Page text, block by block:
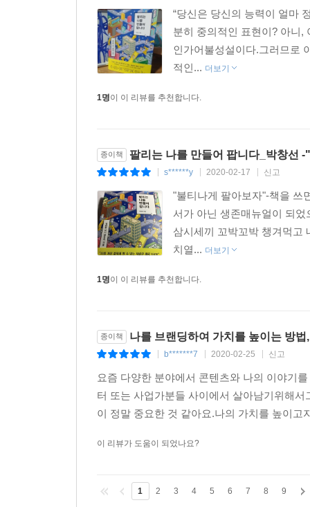
“당신은 당신의 능력이 얼마
분히 중의적인 표현이? 아니,
인가어불성설이다.그러므로
적인... 더보기
1명이 이 리뷰를 추천합니다.
종이책 팔리는 나를 만들어 팝니다_박창선
s******y 2020-02-17 신고
"불티나게 팔아보자"-책을 쓰
서가 아닌 생존매뉴얼이 되
삼시세끼 꼬박꼬박 챙겨먹고
치열... 더보기
1명이 이 리뷰를 추천합니다.
종이책 나를 브랜딩하여 가치를 높이는 방
b*******7 2020-02-25 신고
요즘 다양한 분야에서 콘텐츠와 나의 이야기
터 또는 사업가분들 사이에서 살아남기위해
이 정말 중요한 것 같아요.나의 가치를 높이
이 리뷰가 도움이 되었나요?
1 2 3 4 5 6 7 8 9